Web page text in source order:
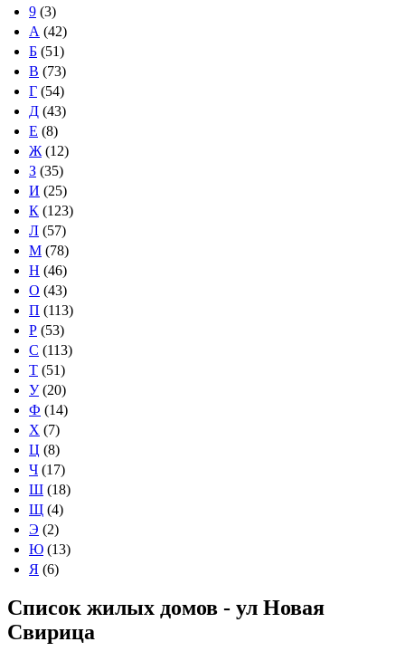
9 (3)
А (42)
Б (51)
В (73)
Г (54)
Д (43)
Е (8)
Ж (12)
З (35)
И (25)
К (123)
Л (57)
М (78)
Н (46)
О (43)
П (113)
Р (53)
С (113)
Т (51)
У(20)
Ф (14)
Х (7)
Ц (8)
Ч (17)
Ш (18)
Щ (4)
Э (2)
Ю (13)
Я (6)
Список жилых домов - ул Новая
Свирица